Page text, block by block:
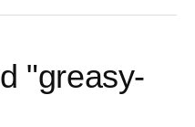
"greasy-